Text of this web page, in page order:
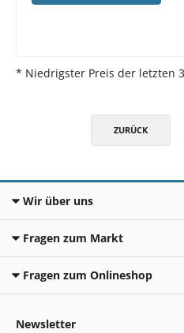
* Niedrigster Preis der letzten
ZURÜCK
Wir über uns
Fragen zum Markt
Fragen zum Onlineshop
Newsletter